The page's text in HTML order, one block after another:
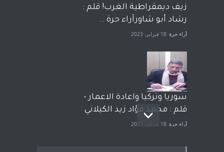
زيف ديمقراطية الغرب! قلم :
رشاد أبو شاورآراء حرة ..
آراء حرة 18 فبراير، 2023
سوريا وتركيا واعادة الاعمار -
قلم : محمد فؤاد زيد الكيلاني
آراء حرة 18 فبراير، 2023